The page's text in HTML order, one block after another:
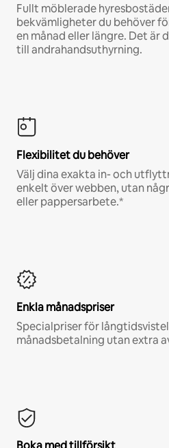
Fullt möblerade
bekvämligheter du behöver
en månad eller längre. Det
till andrahandsuthyrning.
Flexibilitet du behöver
Välj dina exakta in- och
enkelt över webben, utan
eller pappersarbete.*
Enkla månadspriser
Specialpriser för
månadsbetalning utan extra